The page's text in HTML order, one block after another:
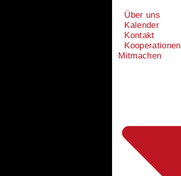
Über uns
Kalender
Kontakt
Kooperationen
Mitmachen